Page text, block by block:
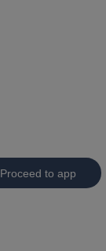
Proceed to app